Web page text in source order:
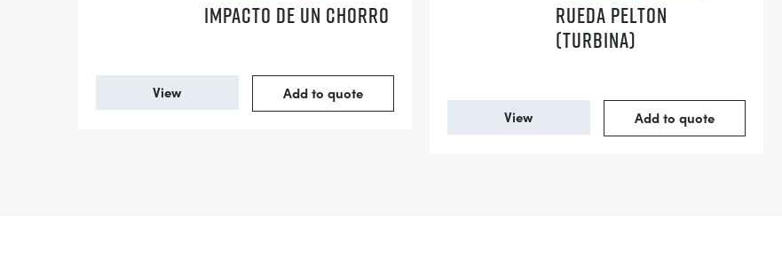
IMPACTO DE UN CHORRO
View Add to quote
RUEDA PELTON
(TURBINA)
View Add to quote